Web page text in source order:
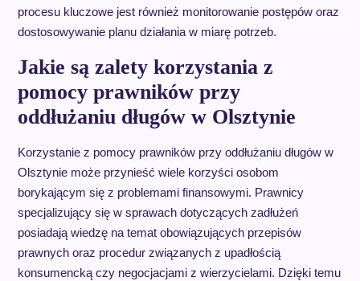
procesu kluczowe jest również monitorowanie postępów oraz
dostosowywanie planu działania w miarę potrzeb.
Jakie są zalety korzystania z
pomocy prawników przy
oddłużaniu długów w Olsztynie
Korzystanie z pomocy prawników przy oddłużaniu długów w
Olsztynie może przynieść wiele korzyści osobom
borykającym się z problemami finansowymi. Prawnicy
specjalizujący się w sprawach dotyczących zadłużeń
posiadają wiedzę na temat obowiązujących przepisów
prawnych oraz procedur związanych z upadłością
konsumencką czy negocjacjami z wierzycielami. Dzięki temu